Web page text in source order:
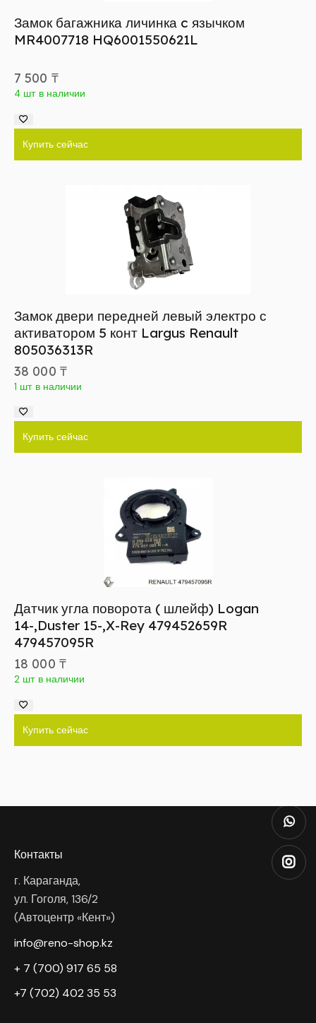
Замок багажника личинка c язычком
MR4007718 HQ6001550621L
7 500 ₸
4 шт в наличии
Купить сейчас
Замок двери передней левый электро с
активатором 5 конт Largus Renault
805036313R
38 000 ₸
1 шт в наличии
Купить сейчас
Датчик угла поворота ( шлейф) Logan
14-,Duster 15-,X-Rey 479452659R
479457095R
18 000 ₸
2 шт в наличии
Купить сейчас
Контакты
г. Караганда,
ул. Гоголя, 136/2
(Автоцентр «Кент»)
info@reno-shop.kz
+ 7 (700) 917 65 58
+7 (702) 402 35 53